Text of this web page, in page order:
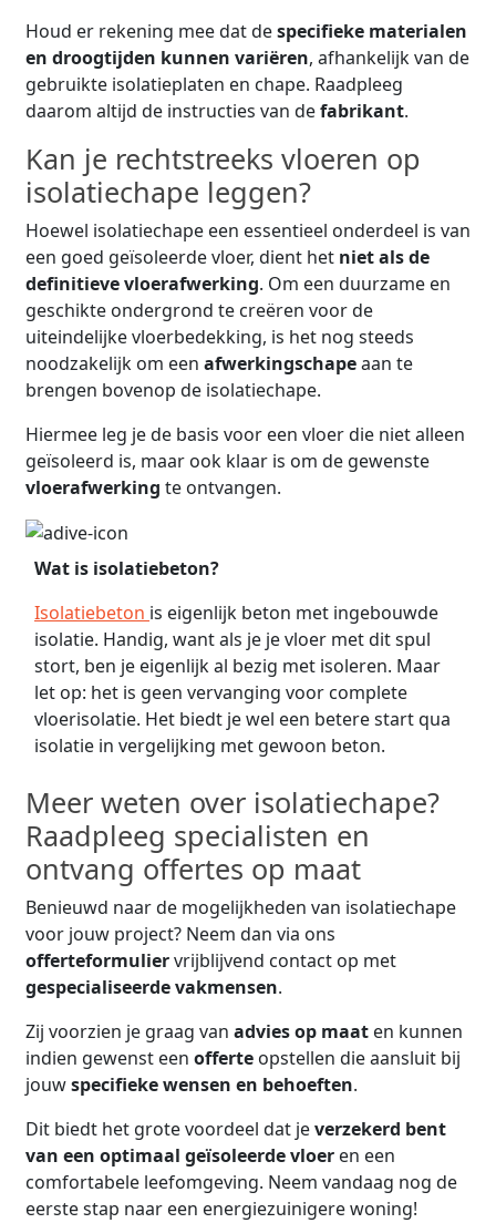
Houd er rekening mee dat despecifieke materialen
en droogtijden kunnen variëren, afhankelijk van de
gebruikte isolatieplaten en chape. Raadpleeg
daarom altijd de instructies van defabrikant.
Kan je rechtstreeks vloeren op
isolatiechape leggen?
Hoewel isolatiechape een essentieel onderdeel is van
een goed geïsoleerde vloer, dient het niet als de
definitieve vloerafwerking. Om een duurzame en
geschikte ondergrond te creëren voor de
uiteindelijke vloerbedekking, is het nog steeds
noodzakelijk om een afwerkingschapeaan te
brengen bovenop de isolatiechape.
Hiermee leg je de basis voor een vloer die niet alleen
geïsoleerd is, maar ook klaar is om de gewenste
vloerafwerking te ontvangen.
Wat is isolatiebeton?
Isolatiebeton is eigenlijk beton met ingebouwde
isolatie. Handig, want als je je vloer met dit spul
stort, ben je eigenlijk al bezig met isoleren. Maar
let op: het is geen vervanging voor complete
vloerisolatie. Het biedt je wel een betere start qua
isolatie in vergelijking met gewoon beton.
Meer weten over isolatiechape?
Raadpleeg specialisten en
ontvang offertes op maat
Benieuwd naar de mogelijkheden van isolatiechape
voor jouw project? Neem dan via ons
offerteformuliervrijblijvend contact op met
gespecialiseerde vakmensen.
Zij voorzien je graag van advies op maat en kunnen
indien gewenst een offerte opstellen die aansluit bij
jouwspecifieke wensen en behoeften.
Dit biedt het grote voordeel dat jeverzekerd bent
van een optimaal geïsoleerde vloer en een
comfortabele leefomgeving. Neem vandaag nog de
eerste stap naar een energiezuinigere woning!